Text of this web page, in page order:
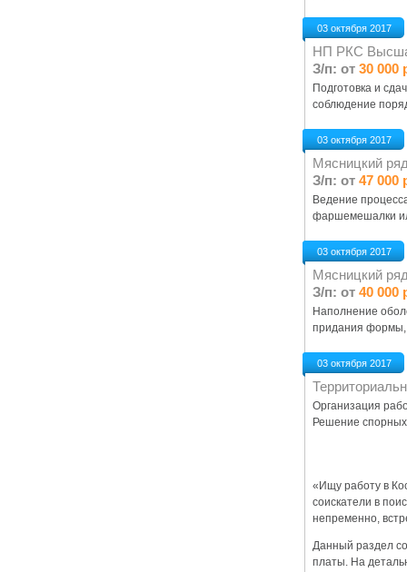
03 октября 2017
НП РКС
З/п: от 30 000
Подготовка и
соблюдение
03 октября 2017
Мясницкий
З/п: от 47 000
Ведение
фаршемешалки
03 октября 2017
Мясницкий
З/п: от 40 000
Наполнение
придания формы,
03 октября 2017
Организация
Решение спорных
«Ищу работу в
соискатели в
непременно,
Данный раздел
платы. На